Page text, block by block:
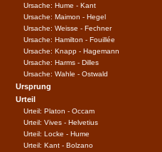
Ursache: Hume - Kant
Ursache: Maimon - Hegel
Ursache: Weisse - Fechner
Ursache: Hamilton - Fouillée
Ursache: Knapp - Hagemann
Ursache: Harms - Dilles
Ursache: Wahle - Ostwald
Ursprung
Urteil
Urteil: Platon - Occam
Urteil: Vives - Helvetius
Urteil: Locke - Hume
Urteil: Kant - Bolzano